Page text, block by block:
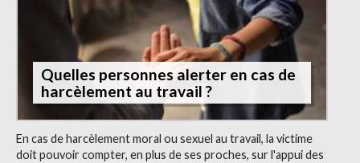
Quelles personnes alerter en cas de
harcèlement au travail ?
En cas de harcèlement moral ou sexuel au travail, la victime
doit pouvoir compter, en plus de ses proches, sur l'appui des